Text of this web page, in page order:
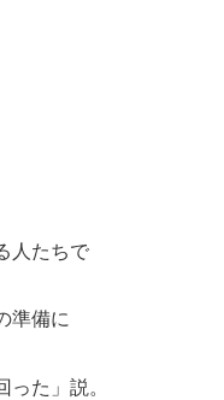
人たちで
準備に
た」説。